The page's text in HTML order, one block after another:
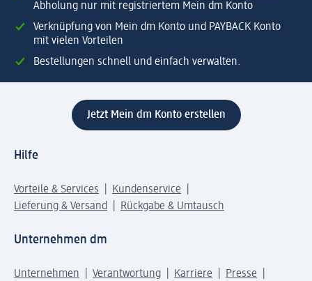
Abholung nur mit registriertem Mein dm Konto
Verknüpfung von Mein dm Konto und PAYBACK Konto
mit vielen Vorteilen
Bestellungen schnell und einfach verwalten.
Jetzt Mein dm Konto erstellen
Hilfe
Vorteile & Services
Kundenservice
Lieferung & Versand
Rückgabe & Umtausch
Unternehmen dm
Unternehmen Verantwortung Karriere
Presse